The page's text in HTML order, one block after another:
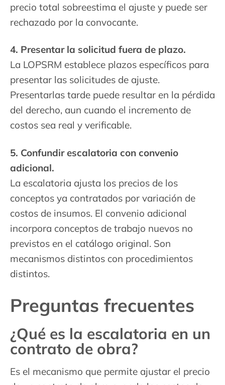
precio total sobreestima el ajuste y puede ser
rechazado por la convocante.
4. Presentar la solicitud fuera de plazo.
La LOPSRM establece plazos específicos para
presentar las solicitudes de ajuste.
Presentarlas tarde puede resultar en la pérdida
del derecho, aun cuando el incremento de
costos sea real y verificable.
5. Confundir escalatoria con convenio
adicional.
La escalatoria ajusta los precios de los
conceptos ya contratados por variación de
costos de insumos. El convenio adicional
incorpora conceptos de trabajo nuevos no
previstos en el catálogo original. Son
mecanismos distintos con procedimientos
distintos.
Preguntas frecuentes
¿Qué es la escalatoria en un
contrato de obra?
Es el mecanismo que permite ajustar el precio